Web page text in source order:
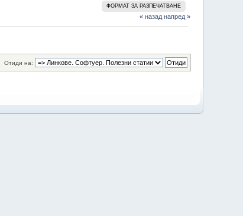
ФОРМАТ ЗА РАЗПЕЧАТВАНЕ
« назад напред »
Отиди на: